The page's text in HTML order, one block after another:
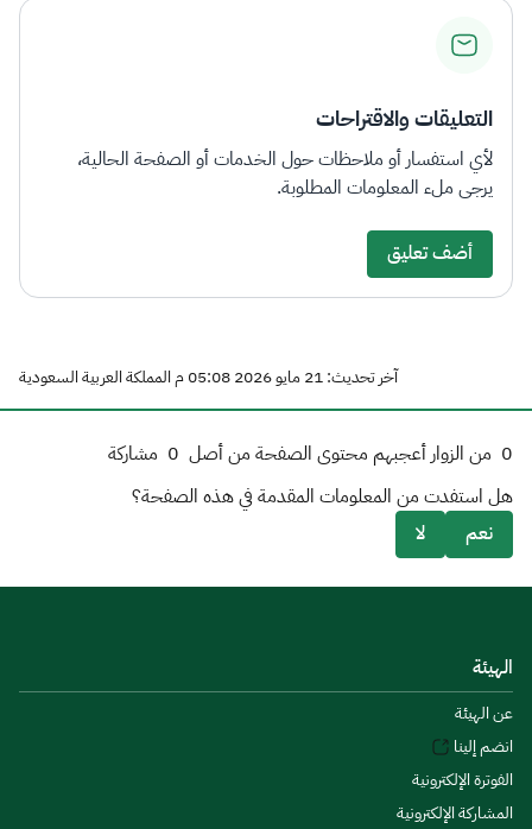
التعليقات والاقتراحات
لأي استفسار أو ملاحظات حول الخدمات أو الصفحة الحالية،
يرجى ملء المعلومات المطلوبة.
أضف تعليق
آخر تحديث: 21 مايو 2026 05:08 م المملكة العربية السعودية
0 من الزوار أعجبهم محتوى الصفحة من أصل 0 مشاركة
هل استفدت من المعلومات المقدمة في هذه الصفحة؟
نعم
لا
الهيئة
عن الهيئة
انضم إلينا
الفوترة الإلكترونية
المشاركة الإلكترونية